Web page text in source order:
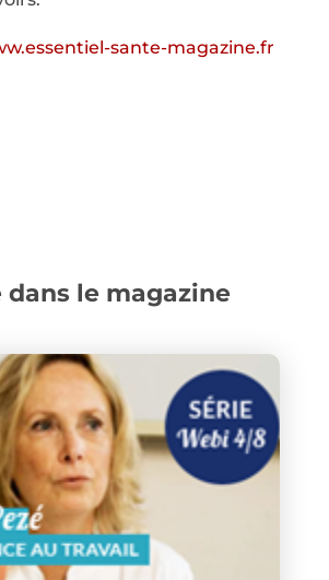
sante-magazine.fr
dans le magazine